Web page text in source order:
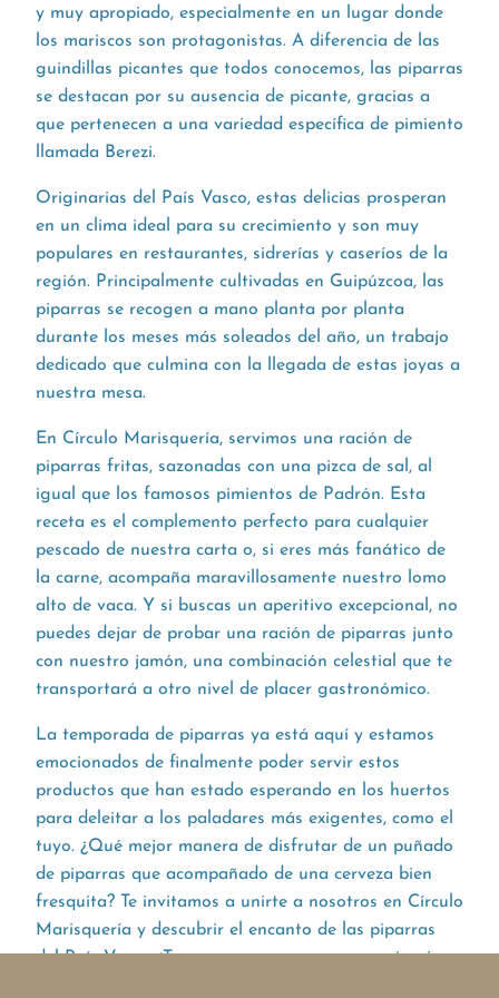
y muy apropiado, especialmente en un lugar donde
los mariscos son protagonistas. A diferencia de las
guindillas picantes que todos conocemos, las piparras
se destacan por su ausencia de picante, gracias a
que pertenecen a una variedad específica de pimiento
llamada Berezi.
Originarias del País Vasco, estas delicias prosperan
en un clima ideal para su crecimiento y son muy
populares en restaurantes, sidrerías y caseríos de la
región. Principalmente cultivadas en Guipúzcoa, las
piparras se recogen a mano planta por planta
durante los meses más soleados del año, un trabajo
dedicado que culmina con la llegada de estas joyas a
nuestra mesa.
En Círculo Marisquería, servimos una ración de
piparras fritas, sazonadas con una pizca de sal, al
igual que los famosos pimientos de Padrón. Esta
receta es el complemento perfecto para cualquier
pescado de nuestra carta o, si eres más fanático de
la carne, acompaña maravillosamente nuestro lomo
alto de vaca. Y si buscas un aperitivo excepcional, no
puedes dejar de probar una ración de piparras junto
con nuestro jamón, una combinación celestial que te
transportará a otro nivel de placer gastronómico.
La temporada de piparras ya está aquí y estamos
emocionados de finalmente poder servir estos
productos que han estado esperando en los huertos
para deleitar a los paladares más exigentes, como el
tuyo. ¿Qué mejor manera de disfrutar de un puñado
de piparras que acompañado de una cerveza bien
fresquita? Te invitamos a unirte a nosotros en Círculo
Marisquería y descubrir el encanto de las piparras
del País Vasco. ¡Te esperamos para una experiencia